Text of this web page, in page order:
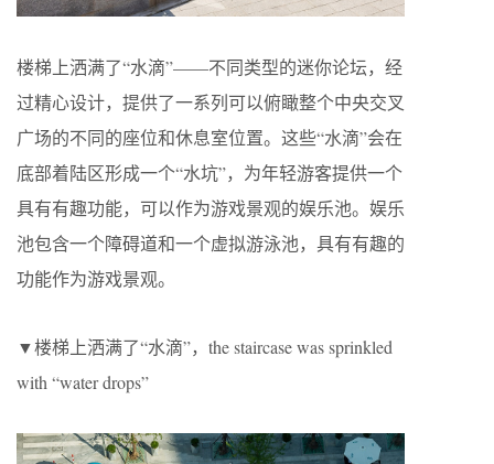
楼梯上洒满了“水滴”——不同类型的迷你论坛，经
过精心设计，提供了一系列可以俯瞰整个中央交叉
广场的不同的座位和休息室位置。这些“水滴”会在
底部着陆区形成一个“水坑”，为年轻游客提供一个
具有有趣功能，可以作为游戏景观的娱乐池。娱乐
池包含一个障碍道和一个虚拟游泳池，具有有趣的
功能作为游戏景观。
▼楼梯上洒满了“水滴”，the staircase was sprinkled
with “water drops”